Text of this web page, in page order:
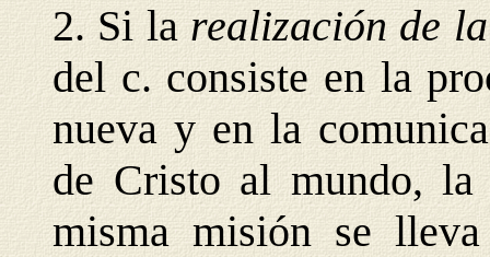
2. Si larealización de
del c. consiste en la
nueva y en la
de Cristo al mundo,
misma misión se